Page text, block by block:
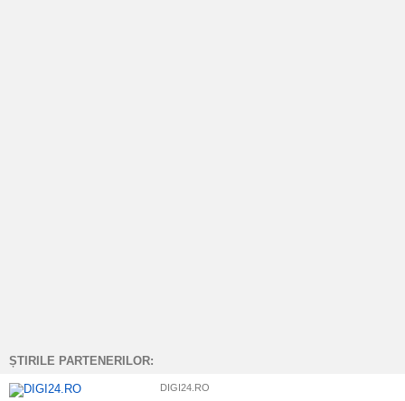
ȘTIRILE PARTENERILOR:
DIGI24.RO